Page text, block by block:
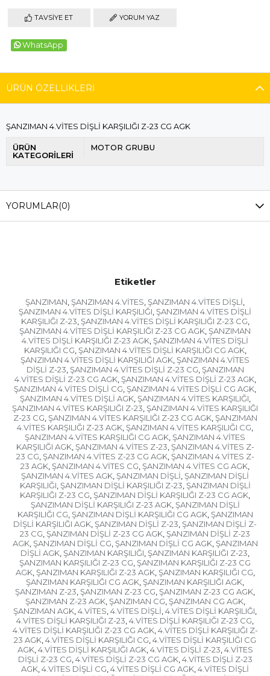
TAVSIYE ET YORUM YAZ
WhatsApp
ÜRÜN ÖZELLIKLERI
ŞANZIMAN 4.VİTES DİŞLİ KARŞILIĞI Z-23 CG AGK
ÜRÜN
KATEGORİLERİ
MOTOR GRUBU
YORUMLAR(0)
Etiketler
ŞANZIMAN, ŞANZIMAN 4.VİTES, ŞANZIMAN 4.VİTES DİŞLİ,
ŞANZIMAN 4.VİTES DİŞLİ KARŞILIĞI, ŞANZIMAN 4.VİTES DİŞLİ
KARŞILIĞI Z-23, ŞANZIMAN 4.VİTES DİŞLİ KARŞILIĞI Z-23 CG,
ŞANZIMAN 4.VİTES DİŞLİ KARŞILIĞI Z-23 CG AGK, ŞANZIMAN
4.VİTES DİŞLİ KARŞILIĞI Z-23 AGK, ŞANZIMAN 4.VİTES DİŞLİ
KARŞILIĞI CG, ŞANZIMAN 4.VİTES DİŞLİ KARŞILIĞI CG AGK,
ŞANZIMAN 4.VİTES DİŞLİ KARŞILIĞI AGK, ŞANZIMAN 4.VİTES
DİŞLİ Z-23, ŞANZIMAN 4.VİTES DİŞLİ Z-23 CG, ŞANZIMAN
4.VİTES DİŞLİ Z-23 CG AGK, ŞANZIMAN 4.VİTES DİŞLİ Z-23 AGK,
ŞANZIMAN 4.VİTES DİŞLİ CG, ŞANZIMAN 4.VİTES DİŞLİ CG AGK,
ŞANZIMAN 4.VİTES DİŞLİ AGK, ŞANZIMAN 4.VİTES KARŞILIĞI,
ŞANZIMAN 4.VİTES KARŞILIĞI Z-23, ŞANZIMAN 4.VİTES KARŞILIĞI
Z-23 CG, ŞANZIMAN 4.VİTES KARŞILIĞI Z-23 CG AGK, ŞANZIMAN
4.VİTES KARŞILIĞI Z-23 AGK, ŞANZIMAN 4.VİTES KARŞILIĞI CG,
ŞANZIMAN 4.VİTES KARŞILIĞI CG AGK, ŞANZIMAN 4.VİTES
KARŞILIĞI AGK, ŞANZIMAN 4.VİTES Z-23, ŞANZIMAN 4.VİTES Z-
23 CG, ŞANZIMAN 4.VİTES Z-23 CG AGK, ŞANZIMAN 4.VİTES Z-
23 AGK, ŞANZIMAN 4.VİTES CG, ŞANZIMAN 4.VİTES CG AGK,
ŞANZIMAN 4.VİTES AGK, ŞANZIMAN DİŞLİ, ŞANZIMAN DİŞLİ
KARŞILIĞI, ŞANZIMAN DİŞLİ KARŞILIĞI Z-23, ŞANZIMAN DİŞLİ
KARŞILIĞI Z-23 CG, ŞANZIMAN DİŞLİ KARŞILIĞI Z-23 CG AGK,
ŞANZIMAN DİŞLİ KARŞILIĞI Z-23 AGK, ŞANZIMAN DİŞLİ
KARŞILIĞI CG, ŞANZIMAN DİŞLİ KARŞILIĞI CG AGK, ŞANZIMAN
DİŞLİ KARŞILIĞI AGK, ŞANZIMAN DİŞLİ Z-23, ŞANZIMAN DİŞLİ Z-
23 CG, ŞANZIMAN DİŞLİ Z-23 CG AGK, ŞANZIMAN DİŞLİ Z-23
AGK, ŞANZIMAN DİŞLİ CG, ŞANZIMAN DİŞLİ CG AGK, ŞANZIMAN
DİŞLİ AGK, ŞANZIMAN KARŞILIĞI, ŞANZIMAN KARŞILIĞI Z-23,
ŞANZIMAN KARŞILIĞI Z-23 CG, ŞANZIMAN KARŞILIĞI Z-23 CG
AGK, ŞANZIMAN KARŞILIĞI Z-23 AGK, ŞANZIMAN KARŞILIĞI CG,
ŞANZIMAN KARŞILIĞI CG AGK, ŞANZIMAN KARŞILIĞI AGK,
ŞANZIMAN Z-23, ŞANZIMAN Z-23 CG, ŞANZIMAN Z-23 CG AGK,
ŞANZIMAN Z-23 AGK, ŞANZIMAN CG, ŞANZIMAN CG AGK,
ŞANZIMAN AGK, 4.VİTES, 4.VİTES DİŞLİ, 4.VİTES DİŞLİ KARŞILIĞI,
4.VİTES DİŞLİ KARŞILIĞI Z-23, 4.VİTES DİŞLİ KARŞILIĞI Z-23 CG,
4.VİTES DİŞLİ KARŞILIĞI Z-23 CG AGK, 4.VİTES DİŞLİ KARŞILIĞI Z-
23 AGK, 4.VİTES DİŞLİ KARŞILIĞI CG, 4.VİTES DİŞLİ KARŞILIĞI CG
AGK, 4.VİTES DİŞLİ KARŞILIĞI AGK, 4.VİTES DİŞLİ Z-23, 4.VİTES
DİŞLİ Z-23 CG, 4.VİTES DİŞLİ Z-23 CG AGK, 4.VİTES DİŞLİ Z-23
AGK, 4.VİTES DİŞLİ CG, 4.VİTES DİŞLİ CG AGK, 4.VİTES DİŞLİ